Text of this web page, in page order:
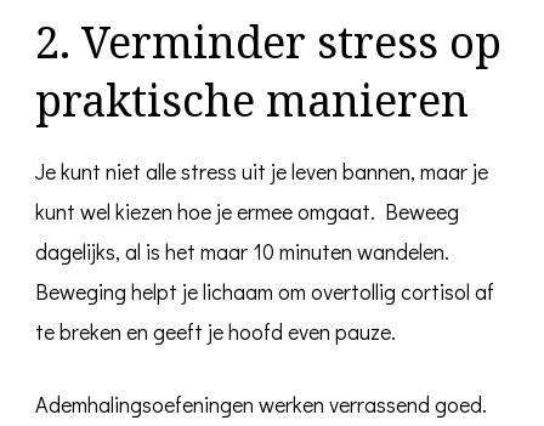
2. Verminder stress op
praktische manieren
Je kunt niet alle stress uit je leven bannen, maar je
kunt wel kiezen hoe je ermee omgaat. Beweeg
dagelijks, al is het maar 10 minuten wandelen.
Beweging helpt je lichaam om overtollig cortisol af
te breken en geeft je hoofd even pauze.
Ademhalingsoefeningen werken verrassend goed.